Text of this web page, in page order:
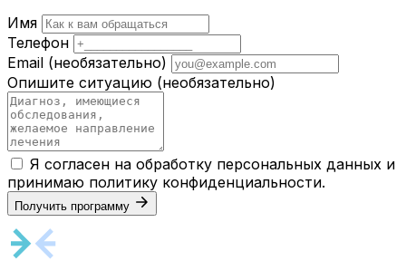
Имя
Телефон
Email (необязательно)
Опишите ситуацию (необязательно)
Я согласен на обработку персональных данных и
принимаю политику конфиденциальности.
Получить программу